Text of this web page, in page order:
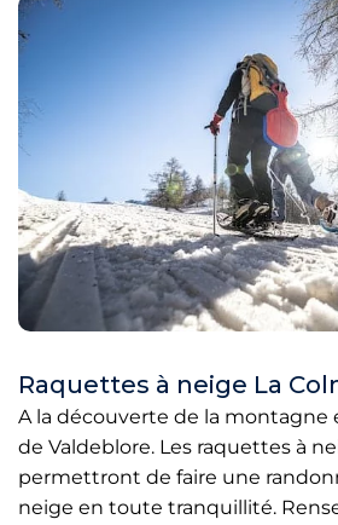
Raquettes à neige La
A la découverte de la montagne
de Valdeblore. Les raquettes à
permettront de faire une
neige en toute tranquillité.